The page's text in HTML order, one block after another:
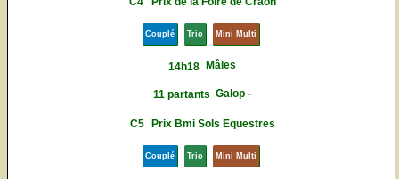
Couplé Trio Mini Multi
14h18 Mâles
11 partants Galop -
C5 Prix Bmi Sols Equestres
Couplé Trio Mini Multi